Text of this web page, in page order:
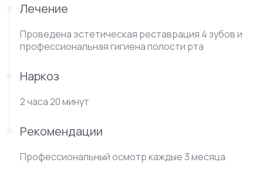
Лечение
Проведена эстетическая реставрация 4 зубов и
профессиональная гигиена полости рта
Наркоз
2 часа 20 минут
Рекомендации
Профессиональный осмотр каждые 3 месяца